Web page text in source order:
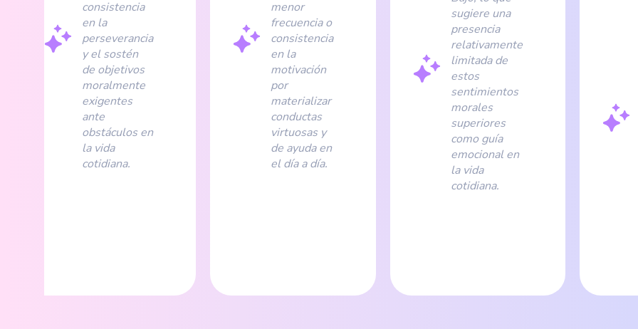
consistencia
en la
perseverancia
y el sostén
de objetivos
moralmente
exigentes
ante
obstáculos en
la vida
cotidiana.
menor
frecuencia o
consistencia
en la
motivación
por
materializar
conductas
virtuosas y
de ayuda en
el día a día.
sugiere una
presencia
relativamente
limitada de
estos
sentimientos
morales
superiores
como guía
emocional en
la vida
cotidiana.